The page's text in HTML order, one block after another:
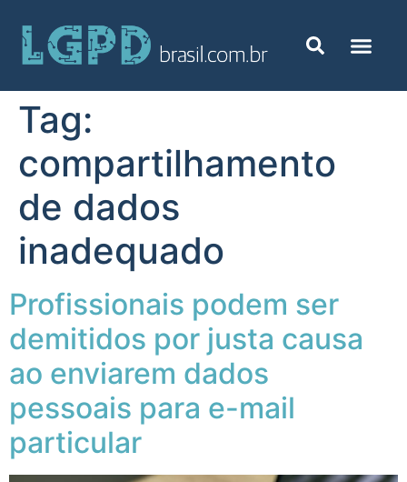
Tag:
compartilhamento
de dados
inadequado
Profissionais podem ser
demitidos por justa causa
ao enviarem dados
pessoais para e-mail
particular